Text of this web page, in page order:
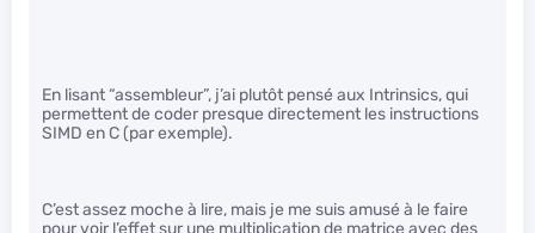
En lisant “assembleur”, j’ai plutôt pensé aux Intrinsics, qui
permettent de coder presque directement les instructions
SIMD en C (par exemple).
C’est assez moche à lire, mais je me suis amusé à le faire